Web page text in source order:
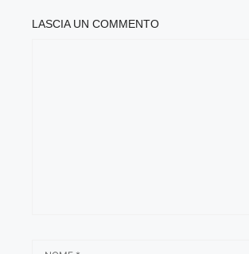
LASCIA UN COMMENTO